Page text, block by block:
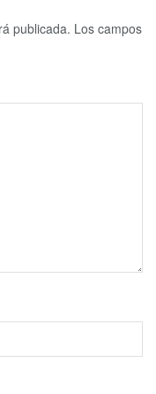
publicada. Los campos